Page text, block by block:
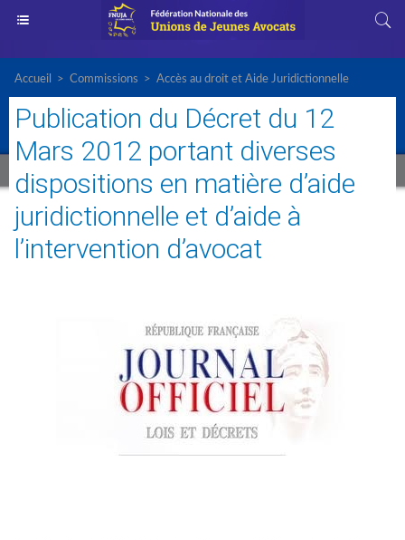
Accueil > Commissions > Accès au droit et Aide Juridictionnelle
Publication du Décret du 12
Mars 2012 portant diverses
dispositions en matière d’aide
juridictionnelle et d’aide à
l’intervention d’avocat